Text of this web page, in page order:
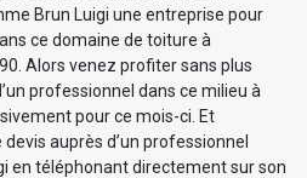
Brun Luigi une entreprise pour
ce domaine de toiture à
Alors venez profiter sans plus
professionnel dans ce milieu à
pour ce mois-ci. Et
auprès d’un professionnel
en téléphonant directement sur son